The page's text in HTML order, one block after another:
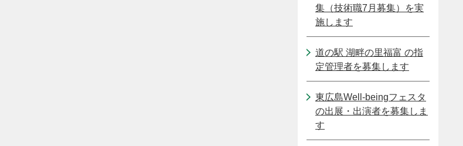
集（技術職7月募集）を実
施します
道の駅 湖畔の里福富 の指
定管理者を募集します
東広島Well-beingフェスタ
の出展・出演者を募集しま
す